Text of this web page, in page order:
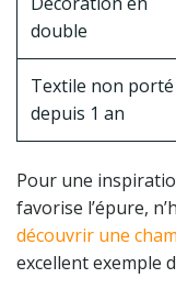
double
Textile non porté
depuis 1 an
Pour une
favorise l’épure,
découvrir une
excellent exemple